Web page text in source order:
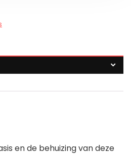
en de behuizing van deze